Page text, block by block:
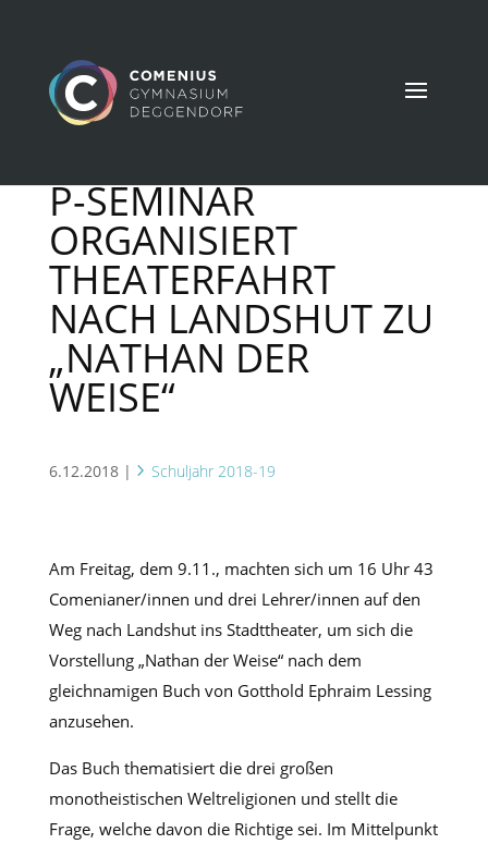
P-SEMINAR
ORGANISIERT
THEATERFAHRT
NACH LANDSHUT ZU
„NATHAN DER
WEISE“
6.12.2018| Schuljahr 2018-19
Am Freitag, dem 9.11., machten sich um 16 Uhr 43
Comenianer/innen und drei Lehrer/innen auf den
Weg nach Landshut ins Stadttheater, um sich die
Vorstellung „Nathan der Weise“ nach dem
gleichnamigen Buch von Gotthold Ephraim Lessing
anzusehen.
Das Buch thematisiert die drei großen
monotheistischen Weltreligionen und stellt die
Frage, welche davon die Richtige sei. Im Mittelpunkt